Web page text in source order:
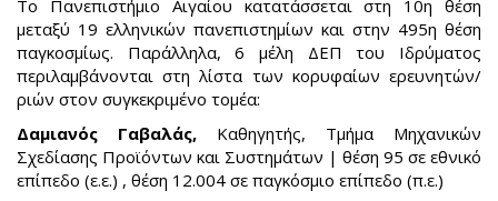
Το Πανεπιστήμιο Αιγαίου κατατάσσεται στη 10η θέση
μεταξύ 19 ελληνικών πανεπιστημίων και στην 495η θέση
παγκοσμίως. Παράλληλα, 6 μέλη ΔΕΠ του Ιδρύματος
περιλαμβάνονται στη λίστα των κορυφαίων ερευνητών/
ριών στον συγκεκριμένο τομέα:
Δαμιανός Γαβαλάς, Καθηγητής, Τμήμα Μηχανικών
Σχεδίασης Προϊόντων και Συστημάτων | θέση 95 σε εθνικό
επίπεδο (ε.ε.) , θέση 12.004 σε παγκόσμιο επίπεδο (π.ε.)